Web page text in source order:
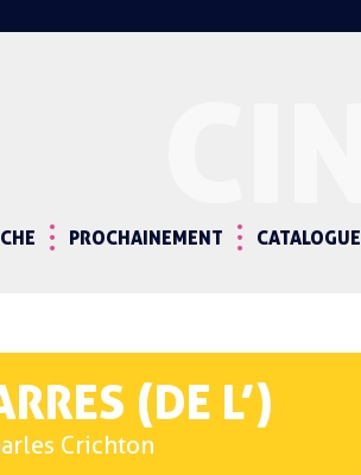
PROCHAINEMENT CATALOGUE
(DE L’)
Crichton